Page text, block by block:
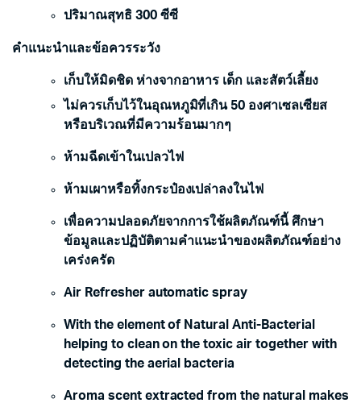
ปริมาณสุทธิ 300 ซีซี
คำแนะนำและข้อควรระวัง
เก็บให้มิดชิด ห่างจากอาหาร เด็ก และสัตว์เลี้ยง
ไม่ควรเก็บไว้ในอุณหภูมิที่เกิน 50 องศาเซลเซียส
หรือบริเวณที่มีความร้อนมากๆ
ห้ามฉีดเข้าในเปลวไฟ
ห้ามเผาหรือทิ้งกระป๋องเปล่าลงในไฟ
เพื่อความปลอดภัยจากการใช้ผลิตภัณฑ์นี้ ศึกษา
ข้อมูลและปฏิบัติตามคำแนะนำของผลิตภัณฑ์อย่าง
เคร่งครัด
Air Refresher automatic spray
With the element of Natural Anti-Bacterial
helping to clean on the toxic air together with
detecting the aerial bacteria
Aroma scent extracted from the natural makes